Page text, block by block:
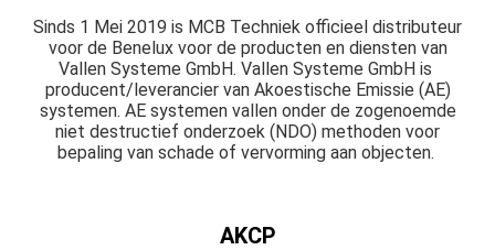
Sinds 1 Mei 2019 is MCB Techniek officieel distributeur
voor de Benelux voor de producten en diensten van
Vallen Systeme GmbH. Vallen Systeme GmbH is
producent/leverancier van Akoestische Emissie (AE)
systemen. AE systemen vallen onder de zogenoemde
niet destructief onderzoek (NDO) methoden voor
bepaling van schade of vervorming aan objecten.
AKCP